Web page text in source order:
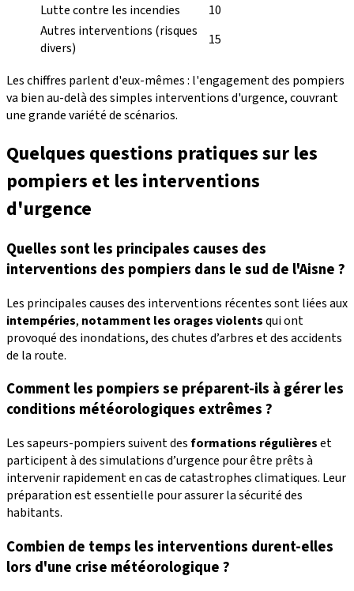
Lutte contre les incendies
10
Autres interventions (risques
divers)
15
Les chiffres parlent d'eux-mêmes : l'engagement des pompiers
va bien au-delà des simples interventions d'urgence, couvrant
une grande variété de scénarios.
Quelques questions pratiques sur les
pompiers et les interventions
d'urgence
Quelles sont les principales causes des
interventions des pompiers dans le sud de l'Aisne ?
Les principales causes des interventions récentes sont liées aux
intempéries, notamment les orages violentsqui ont
provoqué des inondations, des chutes d’arbres et des accidents
de la route.
Comment les pompiers se préparent-ils à gérer les
conditions météorologiques extrêmes ?
Les sapeurs-pompiers suivent desformations régulièreset
participent à des simulations d’urgence pour être prêts à
intervenir rapidement en cas de catastrophes climatiques. Leur
préparation est essentielle pour assurer la sécurité des
habitants.
Combien de temps les interventions durent-elles
lors d'une crise météorologique ?